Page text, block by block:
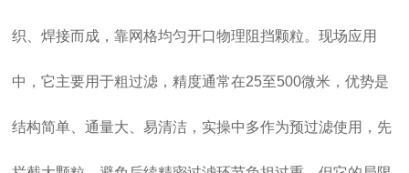
织、焊接而成，靠网格均匀开口物理阻挡颗粒。现场应用
中，它主要用于粗过滤，精度通常在25至500微米，优势是
结构简单、通量大、易清洁，实操中多作为预过滤使用，先